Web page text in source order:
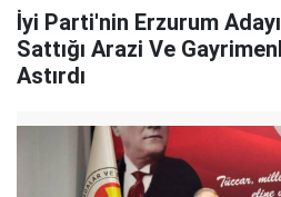
İyi Parti'nin Erzurum
Sattığı Arazi Ve
Astırdı